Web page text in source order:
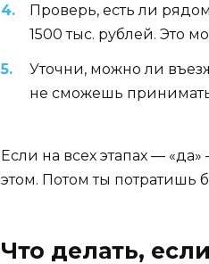
Проверь, есть ли
1500 тыс. рублей. Это
Уточни, можно ли
не сможешь принимать
Если на всех этапах —
этом. Потом ты потратишь
Что делать,